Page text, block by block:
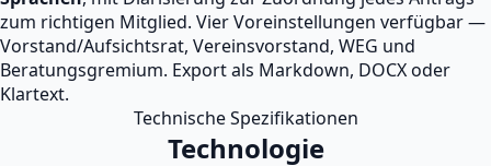
zum richtigen Mitglied. Vier Voreinstellungen verfügbar —
Vorstand/Aufsichtsrat, Vereinsvorstand, WEG und
Beratungsgremium. Export als Markdown, DOCX oder
Klartext.
Technische Spezifikationen
Technologie